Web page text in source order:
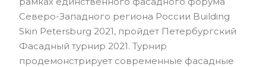
Северо-Западного региона России Building
Skin Petersburg 2021, пройдет Петербургский
Фасадный турнир 2021. Турнир
продемонстрирует современные фасадные